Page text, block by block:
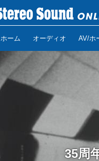
ホーム オーディオ AV/ホ
35周